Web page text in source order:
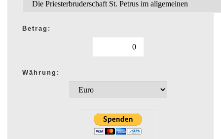
Betrag:
Währung: